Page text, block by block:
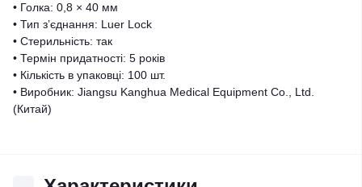
• Голка: 0,8 × 40 мм
• Тип з’єднання: Luer Lock
• Стерильність: так
• Термін придатності: 5 років
• Кількість в упаковці: 100 шт.
• Виробник: Jiangsu Kanghua Medical Equipment Co., Ltd.
(Китай)